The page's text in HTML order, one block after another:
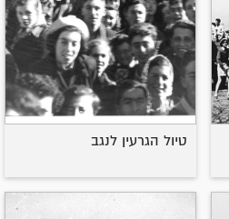
טיול הגרעין לנגב